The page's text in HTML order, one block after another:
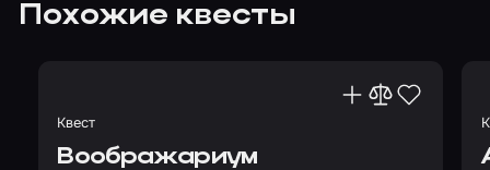
Похожие квесты
Квест
Воображариум